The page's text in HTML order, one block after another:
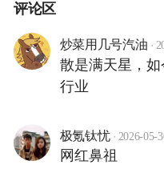
评论区
炒菜用几号汽油 ·
散是满天星，
行业
极氪钛忧 · 2026-05-
网红鼻祖